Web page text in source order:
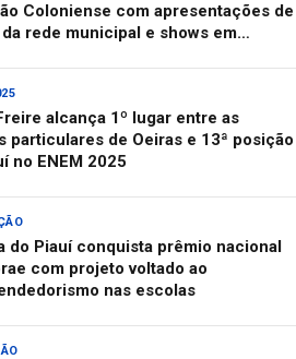
Coloniense com apresentações de
rede municipal e shows em
alcança 1º lugar entre as
particulares de Oeiras e 13ª posição
no ENEM 2025
do Piauí conquista prêmio nacional
com projeto voltado ao
nas escolas